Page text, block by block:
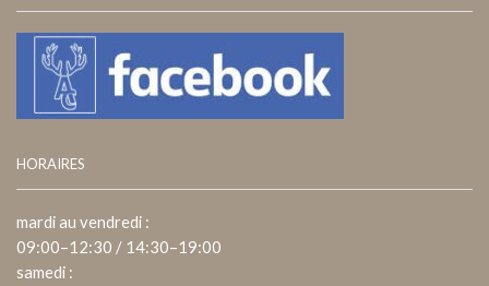
HORAIRES
mardi au vendredi :
09:00–12:30 / 14:30–19:00
samedi :